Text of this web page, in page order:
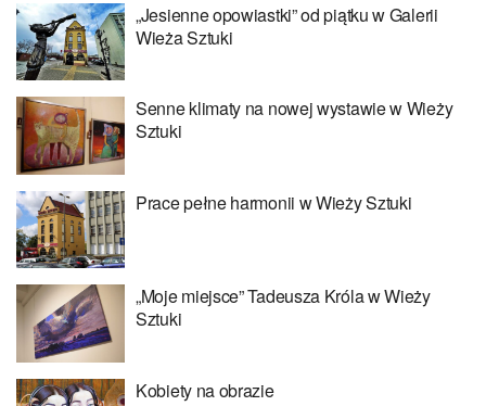
„Jesienne opowiastki” od piątku w Galerii
Wieża Sztuki
Senne klimaty na nowej wystawie w Wieży
Sztuki
Prace pełne harmonii w Wieży Sztuki
„Moje miejsce” Tadeusza Króla w Wieży
Sztuki
Kobiety na obrazie